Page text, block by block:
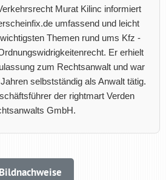
Murat Kilinc informiert
umfassend und leicht
Themen rund ums Kfz -
Er erhielt
zum Rechtsanwalt und war
selbstständig als Anwalt tätig.
der rightmart Verden
GmbH.
Bildnachweise